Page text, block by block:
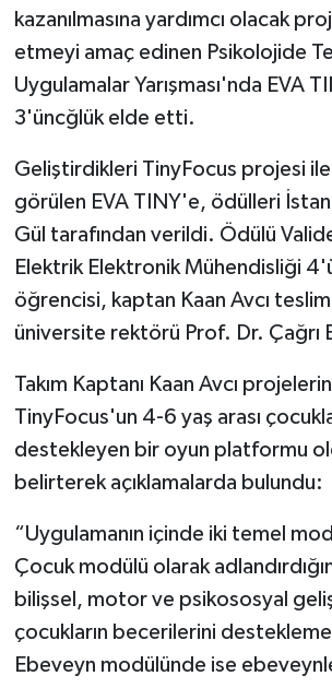
kazanılmasına yardımcı olacak
etmeyi amaç edinen Psikolojide
Uygulamalar Yarışması'nda EVA
3'üncğlük elde etti.
Geliştirdikleri TinyFocus projesi ile
görülen EVA TINY'e, ödülleri
Gül tarafından verildi. Ödülü
Elektrik Elektronik Mühendisliği
öğrencisi, kaptan Kaan Avcı
üniversite rektörü Prof. Dr. Çağrı
Takım Kaptanı Kaan Avcı
TinyFocus'un 4-6 yaş arası
destekleyen bir oyun platformu
belirterek açıklamalarda bulundu:
“Uygulamanın içinde iki temel
Çocuk modülü olarak
bilişsel, motor ve psikososyal
çocukların becerilerini
Ebeveyn modülünde ise